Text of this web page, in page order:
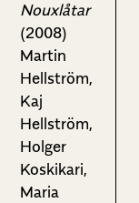
Nouxlåtar
(2008)
Martin
Hellström,
Kaj
Hellström,
Holger
Koskikari,
Maria